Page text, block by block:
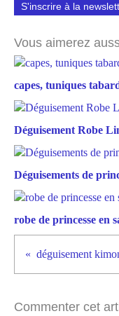
S'inscrire à la
Vous aimerez
capes, tuniques
Déguisement Robe
Déguisements de
robe de princesse en
déguisement
Commenter cet